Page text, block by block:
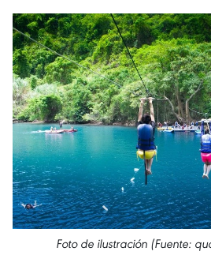
Foto de ilustración (Fuente: